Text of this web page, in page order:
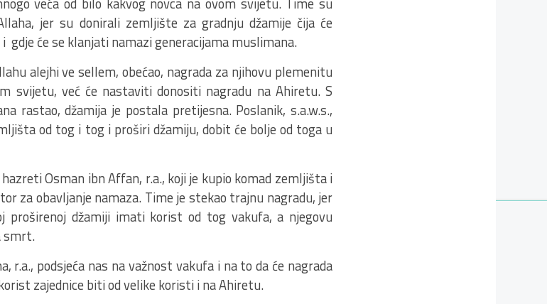
jer su donirali zemljište za gradnju džamije čija će
gdje će se klanjati namazi generacijama muslimana.
alejhi ve sellem, obećao, nagrada za njihovu plemenitu
svijetu, već će nastaviti donositi nagradu na Ahiretu. S
rastao, džamija je postala pretijesna. Poslanik, s.a.w.s.,
od tog i tog i proširi džamiju, dobit će bolje od toga u
Osman ibn Affan, r.a., koji je kupio komad zemljišta i
za obavljanje namaza. Time je stekao trajnu nagradu, jer
džamiji imati korist od tog vakufa, a njegovu
smrt.
r.a., podsjeća nas na važnost vakufa i na to da će nagrada
zajednice biti od velike koristi i na Ahiretu.